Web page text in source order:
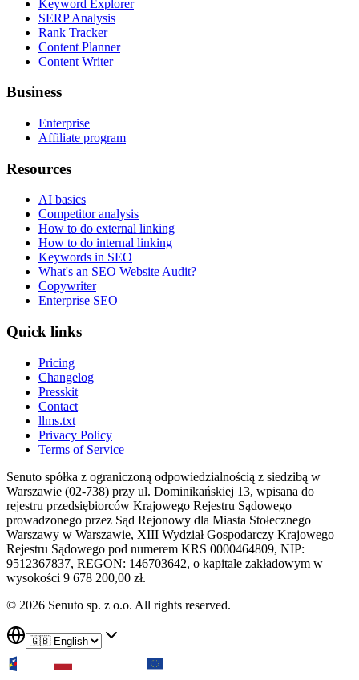
Keyword Explorer
SERP Analysis
Rank Tracker
Content Planner
Content Writer
Business
Enterprise
Affiliate program
Resources
AI basics
Competitor analysis
How to do external linking
How to do internal linking
Keywords in SEO
What's an SEO Website Audit?
Copywriter
Enterprise SEO
Quick links
Pricing
Changelog
Presskit
Contact
llms.txt
Privacy Policy
Terms of Service
Senuto spółka z ograniczoną odpowiedzialnością z siedzibą w
Warszawie (02-738) przy ul. Dominikańskiej 13, wpisana do
rejestru przedsiębiorców Krajowego Rejestru Sądowego
prowadzonego przez Sąd Rejonowy dla Miasta Stołecznego
Warszawy w Warszawie, XIII Wydział Gospodarczy Krajowego
Rejestru Sądowego pod numerem KRS 0000464809, NIP:
9512367837, REGON: 146703642, o kapitale zakładowym w
wysokości 9 678 200,00 zł.
© 2026 Senuto sp. z o.o. All rights reserved.